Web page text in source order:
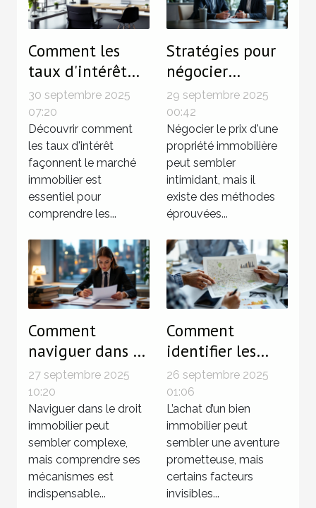
Comment les
taux d'intérêt
influencent le
marché
immobilier ?
30 septembre 2025
07:20
Découvrir comment
les taux d'intérêt
façonnent le marché
immobilier est
essentiel pour
comprendre les...
Stratégies pour
négocier
efficacement le
prix d'une
propriété
immobilière
29 septembre 2025
00:42
Négocier le prix d'une
propriété immobilière
peut sembler
intimidant, mais il
existe des méthodes
éprouvées...
Comment
naviguer dans le
droit immobilier
pour sécuriser
vos
investissements
?
27 septembre 2025
10:20
Naviguer dans le droit
immobilier peut
sembler complexe,
mais comprendre ses
mécanismes est
indispensable...
Comment
identifier les
zones à risque
avant d'acheter
votre prochain
bien immobilier
?
26 septembre 2025
01:06
L’achat d’un bien
immobilier peut
sembler une aventure
prometteuse, mais
certains facteurs
invisibles...